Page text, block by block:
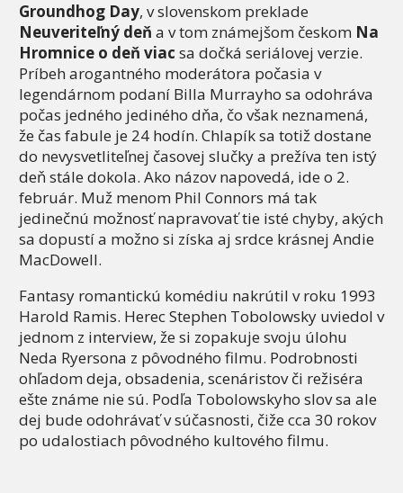
Groundhog Day, v slovenskom preklade
Neuveriteľný deň a v tom známejšom českom Na
Hromnice o deň viac sa dočká seriálovej verzie.
Príbeh arogantného moderátora počasia v
legendárnom podaní Billa Murrayho sa odohráva
počas jedného jediného dňa, čo však neznamená,
že čas fabule je 24 hodín. Chlapík sa totiž dostane
do nevysvetliteľnej časovej slučky a prežíva ten istý
deň stále dokola. Ako názov napovedá, ide o 2.
február. Muž menom Phil Connors má tak
jedinečnú možnosť napravovať tie isté chyby, akých
sa dopustí a možno si získa aj srdce krásnej Andie
MacDowell.
Fantasy romantickú komédiu nakrútil v roku 1993
Harold Ramis. Herec Stephen Tobolowsky uviedol v
jednom z interview, že si zopakuje svoju úlohu
Neda Ryersona z pôvodného filmu. Podrobnosti
ohľadom deja, obsadenia, scenáristov či režiséra
ešte známe nie sú. Podľa Tobolowskyho slov sa ale
dej bude odohrávať v súčasnosti, čiže cca 30 rokov
po udalostiach pôvodného kultového filmu.